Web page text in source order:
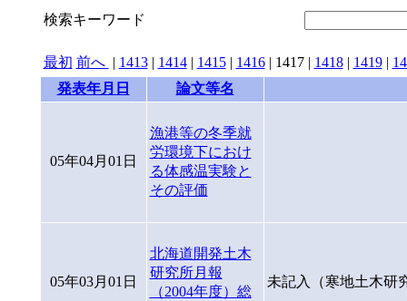
検索キーワード
最初 前へ | 1413| 1414| 1415| 1416| 1417| 1418| 1419|
発表年月日
論文等名
05年04月01日
漁港等の冬季就
労環境下におけ
る体感温実験と
その評価
05年03月01日
北海道開発土木
研究所月報
（2004年度）総
未記入（寒地土木研